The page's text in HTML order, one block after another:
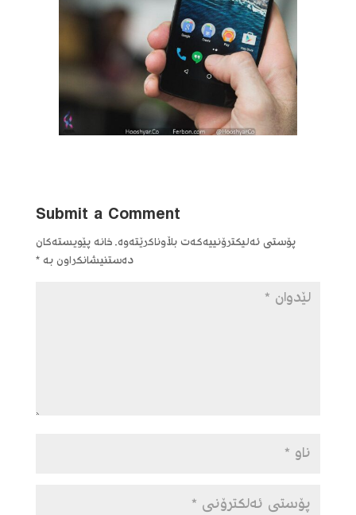
Submit a Comment
پۆستی ئەلیکترۆنییەکەت بڵاوناکرێتەوە. خانە پێویستەکان
دەستنیشانکراون بە*